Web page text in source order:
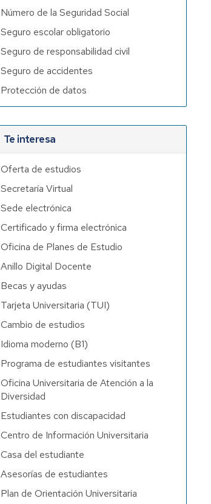
Número de la Seguridad Social
Seguro escolar obligatorio
Seguro de responsabilidad civil
Seguro de accidentes
Protección de datos
Te interesa
Oferta de estudios
Secretaría Virtual
Sede electrónica
Certificado y firma electrónica
Oficina de Planes de Estudio
Anillo Digital Docente
Becas y ayudas
Tarjeta Universitaria (TUI)
Cambio de estudios
Idioma moderno (B1)
Programa de estudiantes visitantes
Oficina Universitaria de Atención a la
Diversidad
Estudiantes con discapacidad
Centro de Información Universitaria
Casa del estudiante
Asesorías de estudiantes
Plan de Orientación Universitaria